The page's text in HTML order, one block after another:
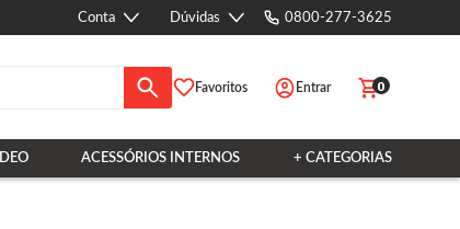
Conta Dúvidas 0800-277-3625
Favoritos Entrar 0
ACESSÓRIOS INTERNOS + CATEGORIAS